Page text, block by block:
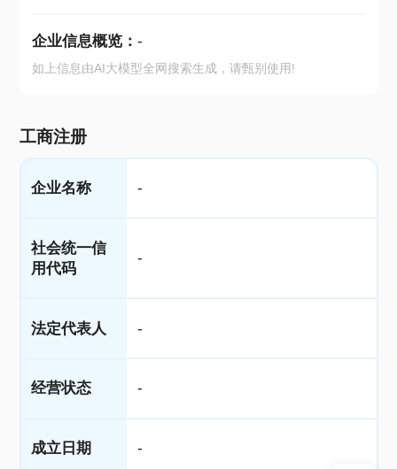
企业信息概览： -
如上信息由AI大模型全网搜索生成，请甄别使用!
工商注册
企业名称 -
社会统一信
用代码
-
法定代表人 -
经营状态 -
成立日期 -